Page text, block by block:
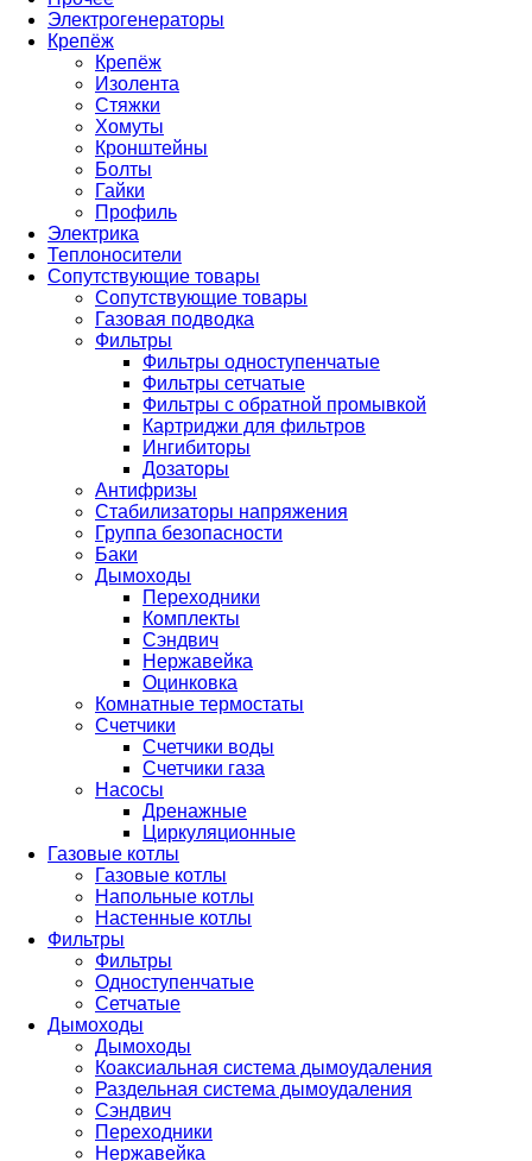
Электрогенераторы
Крепёж
Крепёж
Изолента
Стяжки
Хомуты
Кронштейны
Болты
Гайки
Профиль
Электрика
Теплоносители
Сопутствующие товары
Сопутствующие товары
Газовая подводка
Фильтры
Фильтры одноступенчатые
Фильтры сетчатые
Фильтры с обратной промывкой
Картриджи для фильтров
Ингибиторы
Дозаторы
Антифризы
Стабилизаторы напряжения
Группа безопасности
Баки
Дымоходы
Переходники
Комплекты
Сэндвич
Нержавейка
Оцинковка
Комнатные термостаты
Счетчики
Счетчики воды
Счетчики газа
Насосы
Дренажные
Циркуляционные
Газовые котлы
Газовые котлы
Напольные котлы
Настенные котлы
Фильтры
Фильтры
Одноступенчатые
Сетчатые
Дымоходы
Дымоходы
Коаксиальная система дымоудаления
Раздельная система дымоудаления
Сэндвич
Переходники
Нержавейка